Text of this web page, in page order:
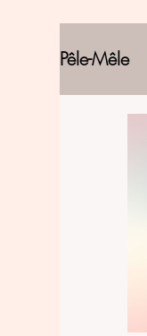
Pêle-Mêle